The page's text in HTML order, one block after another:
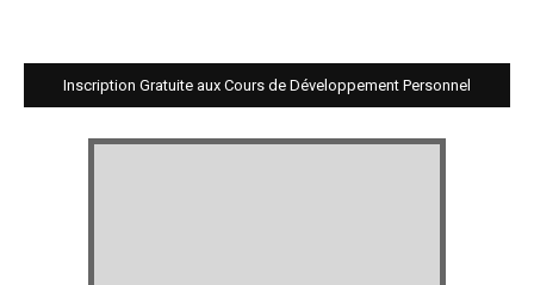
Inscription Gratuite aux Cours de Développement Personnel